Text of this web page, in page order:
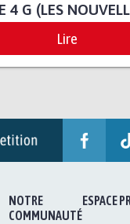
4 G (LES
Lire
NOTRE
COMMUNAUTÉ
ESPACE